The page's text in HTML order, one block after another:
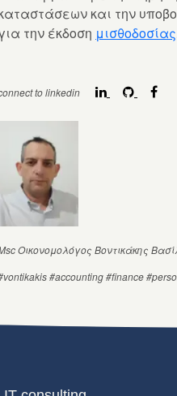
και την
την έκδοση μισθοδοσίας
to linkedin
Οικονομολόγος Βοντικάκης
#accounting#finance